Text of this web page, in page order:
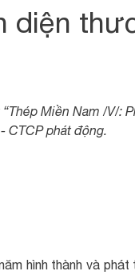
diện
Miền Nam /V/:
CTCP phát động.
hình thành và phát